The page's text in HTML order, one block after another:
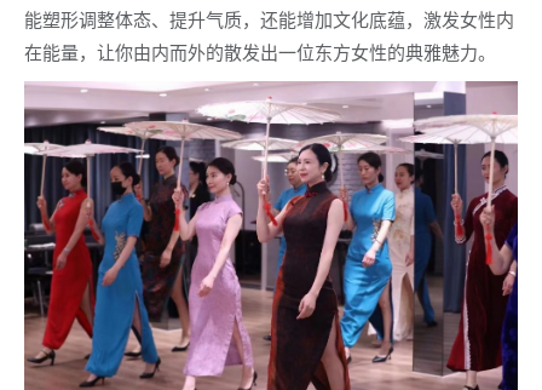
能塑形调整体态、提升气质，还能增加文化底蕴，激发女性内
在能量，让你由内而外的散发出一位东方女性的典雅魅力。